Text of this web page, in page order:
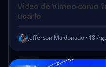
Video de Vimeo como
usarlo
Jefferson Maldonado · 18